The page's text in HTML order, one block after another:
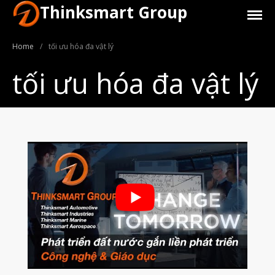
Trang Chủ
Sản Phẩm
Máy In 3D Để Bàn Formlabs U.S.
Máy In 3D SLA Công Nghiệp
Máy in 3D EOS
Máy in 3D nhựa PEEK EXT 220
MED | 3D SYSTEM
Máy In 3D FDM Để Bàn & Công
Thinksmart Group
Home / tối ưu hóa đa vật lý
tối ưu hóa đa vật lý